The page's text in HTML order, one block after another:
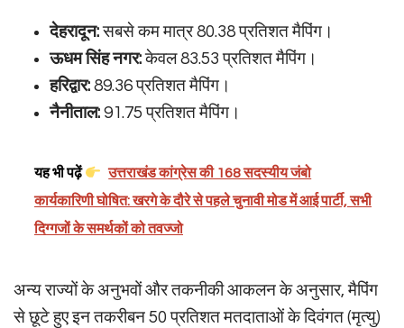
देहरादून:सबसे कम मात्र 80.38 प्रतिशत मैपिंग।
ऊधम सिंह नगर:केवल 83.53 प्रतिशत मैपिंग।
हरिद्वार: 89.36 प्रतिशत मैपिंग।
नैनीताल: 91.75 प्रतिशत मैपिंग।
यह भी पढ़ें
उत्तराखंड कांग्रेस की 168 सदस्यीय जंबो
कार्यकारिणी घोषित: खरगे के दौरे से पहले चुनावी मोड में आई पार्टी, सभी
दिग्गजों के समर्थकों को तवज्जो
अन्य राज्यों के अनुभवों और तकनीकी आकलन के अनुसार, मैपिंग
से छूटे हुए इन तकरीबन 50 प्रतिशत मतदाताओं के दिवंगत (मृत्यु)